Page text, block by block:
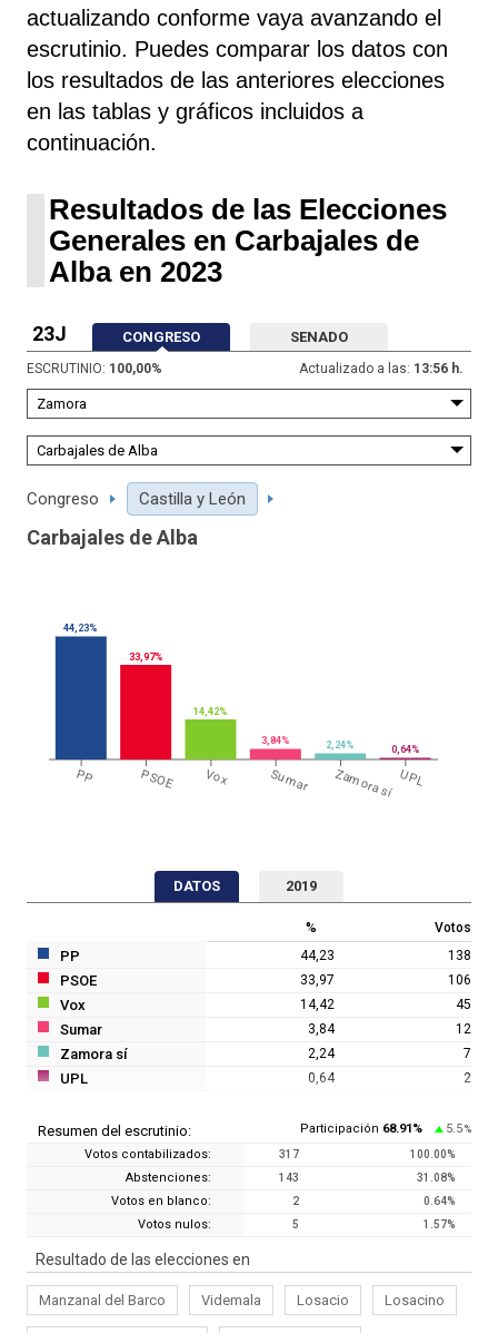
actualizando conforme vaya avanzando el
escrutinio. Puedes comparar los datos con
los resultados de las anteriores elecciones
en las tablas y gráficos incluidos a
continuación.
Resultados de las Elecciones
Generales en Carbajales de
Alba en 2023
23J CONGRESO SENADO
ESCRUTINIO: 100,00% Actualizado a las: 13:56 h.
Congreso Castilla y León
Carbajales de Alba
PP PSOE Vox Sumar Zamora sí UPL
44,23%
33,97%
14,42%
3,84% 2,24% 0,64%
DATOS 2019
% Votos
PP 44,23 138
PSOE 33,97 106
Vox 14,42 45
Sumar 3,84 12
Zamora sí 2,24 7
UPL 0,64 2
Resumen del escrutinio: Participación 68.91% 5.5 %
Votos contabilizados: 317 100.00%
Abstenciones: 143 31.08%
Votos en blanco: 2 0.64%
Votos nulos: 5 1.57%
Resultado de las elecciones en
Manzanal del Barco Videmala Losacio Losacino